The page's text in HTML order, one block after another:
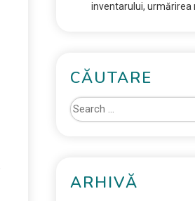
inventarului, urmărirea
CĂUTARE
ARHIVĂ